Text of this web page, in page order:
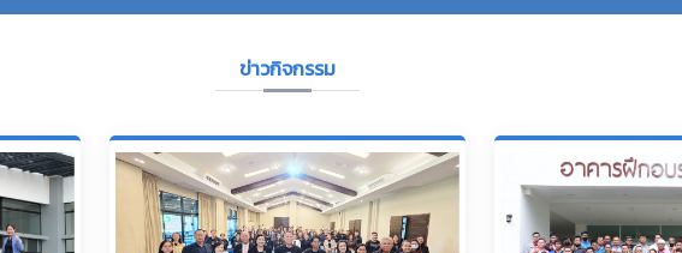
ข่าวกิจกรรม